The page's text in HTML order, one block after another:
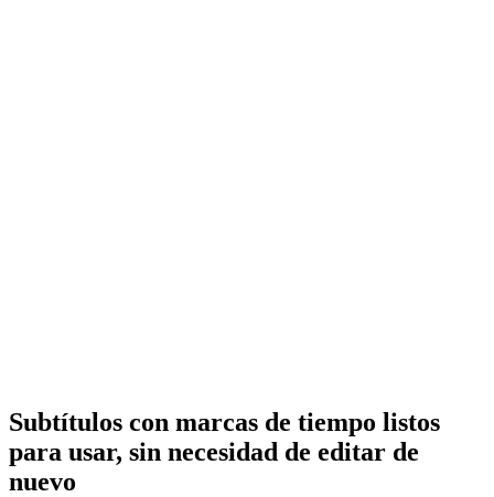
Subtítulos con marcas de tiempo listos
para usar, sin necesidad de editar de
nuevo